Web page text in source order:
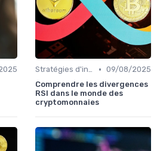
Stratégies d'investissement • 09/08/2025
Comprendre les divergences
RSI dans le monde des
cryptomonnaies